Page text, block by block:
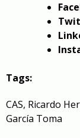
Tags:
CAS, Ricardo
García Toma